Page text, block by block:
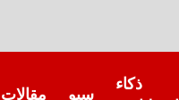
مقالات سيو
ذكاء